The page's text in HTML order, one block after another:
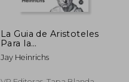
La Guia de Aristoteles
Para la
Autopersuasion
Jay Heinrichs